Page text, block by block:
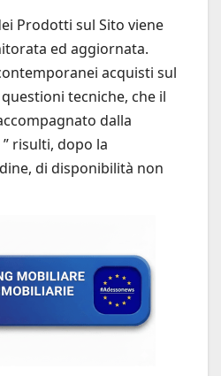
Prodotti sul Sito viene
ed aggiornata.
acquisti sul
tecniche, che il
dalla
risulti, dopo la
di disponibilità non